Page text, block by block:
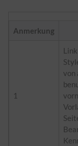
Anmerkung
1
von